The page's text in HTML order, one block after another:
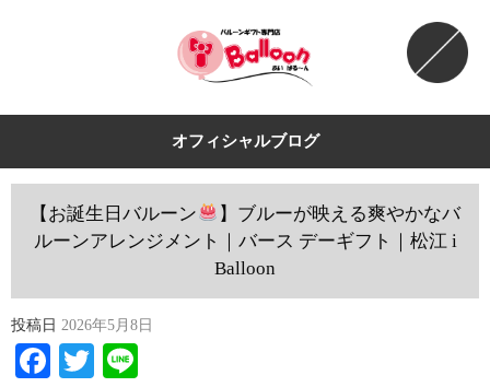
オフィシャルブログ
【お誕生日バルーン
】ブルーが映える爽やかなバ
ルーンアレンジメント｜バース デーギフト｜松江 i
Balloon
投稿日 2026年5月8日
Facebook
Twitter